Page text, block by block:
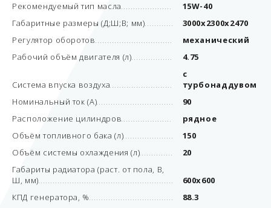
Рекомендуемый тип масла
15W-40
Габаритные размеры (Д;Ш;В; мм)
3000x2300x2470
Регулятор оборотов
механический
Рабочий объём двигателя (л)
4.75
Система впуска воздуха
с
турбонаддувом
Номинальный ток (А)
90
Расположение цилиндров
рядное
Объём топливного бака (л)
150
Объём системы охлаждения (л)
20
Габариты радиатора (раст. от пола, В,
Ш, мм)
600х600
КПД генератора, %
88.3